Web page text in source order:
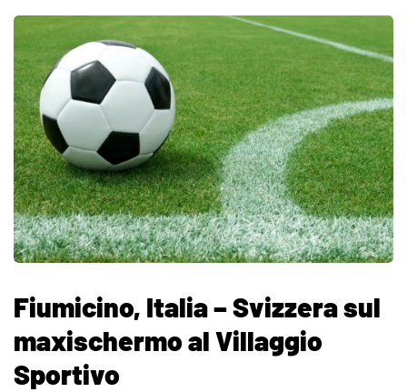
Fiumicino, Italia – Svizzera sul
maxischermo al Villaggio
Sportivo